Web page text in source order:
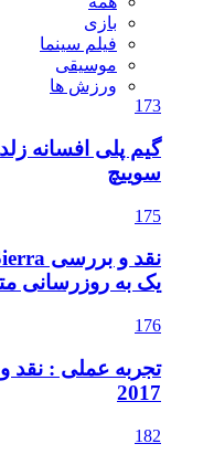
بازی
فیلم سینما
موسیقی
ورزش ها
گیم پلی افسانه
سوییچ
یک به روزرسانی
2017